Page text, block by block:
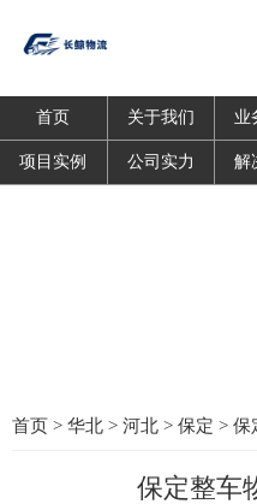
首页 关于我们 业
项目实例 公司实力 解
首页 > 华北 > 河北 > 保定 > 保
保定整车